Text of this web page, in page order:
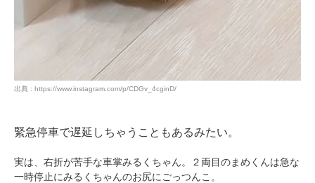
出典 : https://www.instagram.com/p/CDGv_4cginD/
緊急停車で遅延しちゃうこともあるみたい。
実は、右折が苦手な車掌みるくちゃん。２両目のまめくんは急な
一時停止にみるくちゃんのお尻にごっつんこ。